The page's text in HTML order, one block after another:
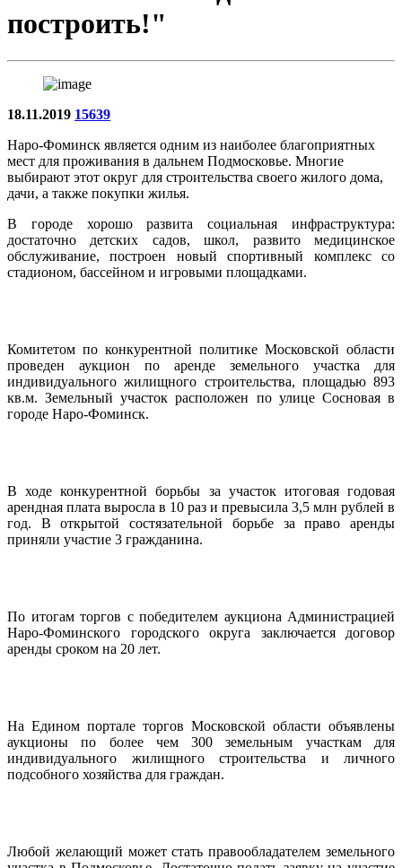
построить!"
18.11.2019 15639
Наро-Фоминск является одним из наиболее благоприятных
мест для проживания в дальнем Подмосковье. Многие
выбирают этот округ для строительства своего жилого дома,
дачи, а также покупки жилья.
В городе хорошо развита социальная инфраструктура:
достаточно детских садов, школ, развито медицинское
обслуживание, построен новый спортивный комплекс со
стадионом, бассейном и игровыми площадками.
Комитетом по конкурентной политике Московской области
проведен аукцион по аренде земельного участка для
индивидуального жилищного строительства, площадью 893
кв.м. Земельный участок расположен по улице Сосновая в
городе Наро-Фоминск.
В ходе конкурентной борьбы за участок итоговая годовая
арендная плата выросла в 10 раз и превысила 3,5 млн рублей в
год. В открытой состязательной борьбе за право аренды
приняли участие 3 гражданина.
По итогам торгов с победителем аукциона Администрацией
Наро-Фоминского городского округа заключается договор
аренды сроком на 20 лет.
На Едином портале торгов Московской области объявлены
аукционы по более чем 300 земельным участкам для
индивидуального жилищного строительства и личного
подсобного хозяйства для граждан.
Любой желающий может стать правообладателем земельного